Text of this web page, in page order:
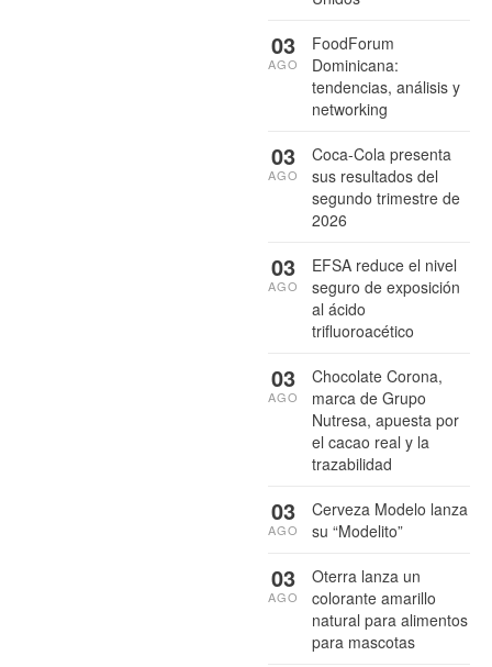
FoodForum
Dominicana:
tendencias, análisis y
networking
03
AGO
Coca-Cola presenta
sus resultados del
segundo trimestre de
2026
03
AGO
EFSA reduce el nivel
seguro de exposición
al ácido
trifluoroacético
03
AGO
Chocolate Corona,
marca de Grupo
Nutresa, apuesta por
el cacao real y la
trazabilidad
03
AGO
Cerveza Modelo lanza
su “Modelito”
03
AGO
Oterra lanza un
colorante amarillo
natural para alimentos
para mascotas
03
AGO